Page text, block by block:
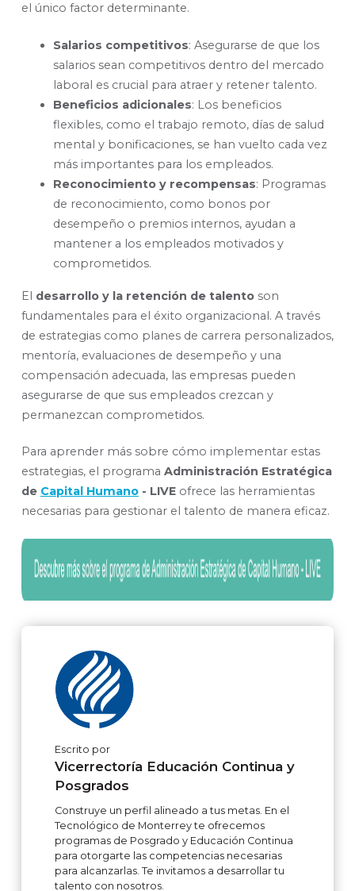
el único factor determinante.
Salarios competitivos: Asegurarse de que los
salarios sean competitivos dentro del mercado
laboral es crucial para atraer y retener talento.
Beneficios adicionales: Los beneficios
flexibles, como el trabajo remoto, días de salud
mental y bonificaciones, se han vuelto cada vez
más importantes para los empleados.
Reconocimiento y recompensas: Programas
de reconocimiento, como bonos por
desempeño o premios internos, ayudan a
mantener a los empleados motivados y
comprometidos.
El desarrollo y la retención de talento son
fundamentales para el éxito organizacional. A través
de estrategias como planes de carrera personalizados,
mentoría, evaluaciones de desempeño y una
compensación adecuada, las empresas pueden
asegurarse de que sus empleados crezcan y
permanezcan comprometidos.
Para aprender más sobre cómo implementar estas
estrategias, el programa Administración Estratégica
de Capital Humano - LIVE ofrece las herramientas
necesarias para gestionar el talento de manera eficaz.
Escrito por
Vicerrectoría Educación Continua y
Posgrados
Construye un perfil alineado a tus metas. En el
Tecnológico de Monterrey te ofrecemos
programas de Posgrado y Educación Continua
para otorgarte las competencias necesarias
para alcanzarlas. Te invitamos a desarrollar tu
talento con nosotros.